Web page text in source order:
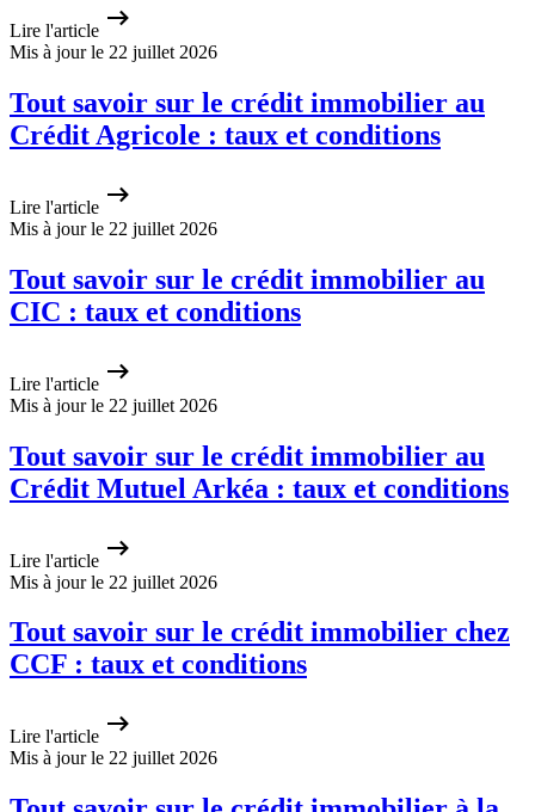
Lire l'article
Mis à jour le 22 juillet 2026
Tout savoir sur le crédit immobilier au
Crédit Agricole : taux et conditions
Lire l'article
Mis à jour le 22 juillet 2026
Tout savoir sur le crédit immobilier au
CIC : taux et conditions
Lire l'article
Mis à jour le 22 juillet 2026
Tout savoir sur le crédit immobilier au
Crédit Mutuel Arkéa : taux et conditions
Lire l'article
Mis à jour le 22 juillet 2026
Tout savoir sur le crédit immobilier chez
CCF : taux et conditions
Lire l'article
Mis à jour le 22 juillet 2026